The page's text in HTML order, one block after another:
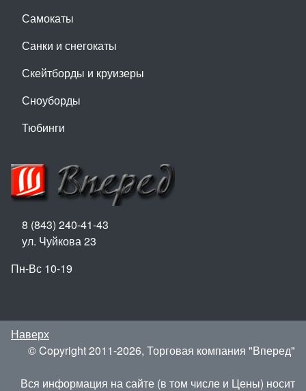
Самокаты
Санки и снегокаты
Скейтборды и круизеры
Сноуборды
Тюбинги
8 (843) 240-41-43
ул. Чуйкова 23
Пн-Вс 10-19
Наверх
© Copyright 2011-2026, Торговая компания "Вперед"
Вся информация на сайте (в том числе и Цены) носит